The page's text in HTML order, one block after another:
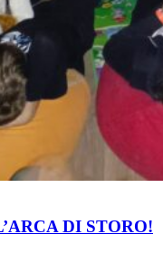
DI STORO!